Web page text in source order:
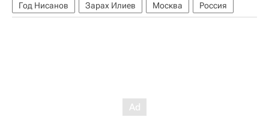
Год Нисанов Зарах Илиев Москва Россия